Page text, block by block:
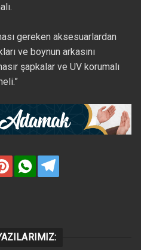
gereken aksesuarlardan
ve boynun arkasını
şapkalar ve UV korumalı